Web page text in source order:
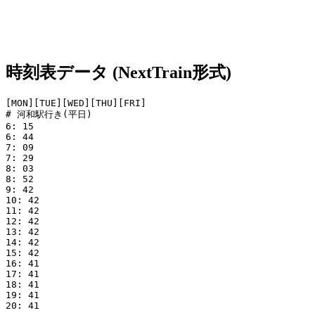
時刻表データ (NextTrain形式)
[MON][TUE][WED][THU][FRI]
# 河和駅行き(平日)
6: 15
6: 44
7: 09
7: 29
8: 03
8: 52
9: 42
10: 42
11: 42
12: 42
13: 42
14: 42
15: 42
16: 41
17: 41
18: 41
19: 41
20: 41